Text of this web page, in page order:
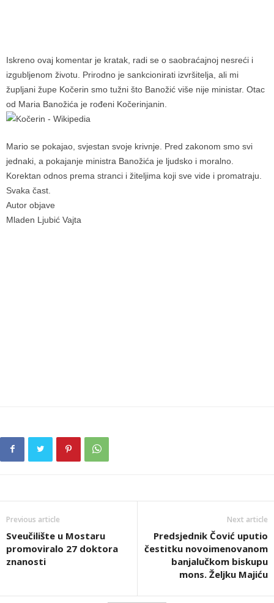
Iskreno ovaj komentar je kratak, radi se o saobraćajnoj nesreći i
izgubljenom životu. Prirodno je sankcionirati izvršitelja, ali mi
župljani župe Kočerin smo tužni što Banožić više nije ministar. Otac
od Maria Banožića je rođeni Kočerinjanin.
Mario se pokajao, svjestan svoje krivnje. Pred zakonom smo svi
jednaki, a pokajanje ministra Banožića je ljudsko i moralno.
Korektan odnos prema stranci i žiteljima koji sve vide i promatraju.
Svaka čast.
Autor objave
Mladen Ljubić Vajta
Previous article
Sveučilište u Mostaru
promoviralo 27 doktora
znanosti
Next article
Predsjednik Čović uputio
čestitku novoimenovanom
banjalučkom biskupu
mons. Željku Majiću